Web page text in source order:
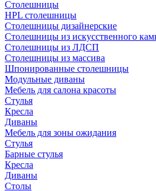
Столешницы
HPL столешницы
Столешницы дизайнерские
Столешницы из искусственного
Столешницы из ЛДСП
Столешницы из массива
Шпонированные столешницы
Модульные диваны
Мебель для салона красоты
Стулья
Кресла
Диваны
Мебель для зоны ожидания
Стулья
Барные стулья
Кресла
Диваны
Столы